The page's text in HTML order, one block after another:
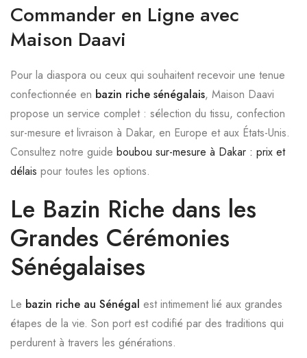
Commander en Ligne avec
Maison Daavi
Pour la diaspora ou ceux qui souhaitent recevoir une tenue
confectionnée en bazin riche sénégalais, Maison Daavi
propose un service complet : sélection du tissu, confection
sur-mesure et livraison à Dakar, en Europe et aux États-Unis.
Consultez notre guide boubou sur-mesure à Dakar : prix et
délais pour toutes les options.
Le Bazin Riche dans les
Grandes Cérémonies
Sénégalaises
Le bazin riche au Sénégal est intimement lié aux grandes
étapes de la vie. Son port est codifié par des traditions qui
perdurent à travers les générations.